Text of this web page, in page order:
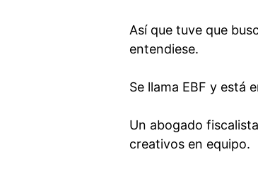
Así que tuve que
entendiese.
Se llama EBF y está
Un abogado
creativos en equipo.